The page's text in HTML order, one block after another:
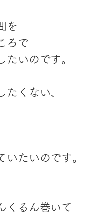
を
ろで
たいのです。
たくない、
いたいのです。
くるん巻いて